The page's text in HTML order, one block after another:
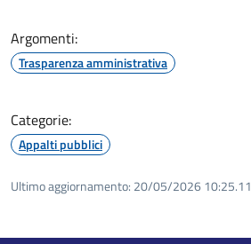
Argomenti:
Trasparenza amministrativa
Categorie:
Appalti pubblici
Ultimo aggiornamento: 20/05/2026 10:25.11